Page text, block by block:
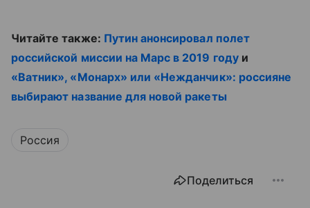
Читайте также: Путин анонсировал полет
российской миссии на Марс в 2019 годуи
«Ватник», «Монарх» или «Нежданчик»: россияне
выбирают название для новой ракеты
Россия
Поделиться